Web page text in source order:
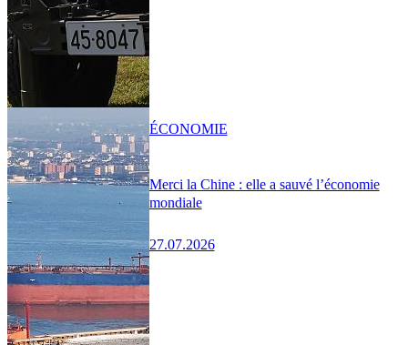
Merci la Chine : elle a sauvé l’économie
mondiale
27.07.2026
ÉCONOMIE